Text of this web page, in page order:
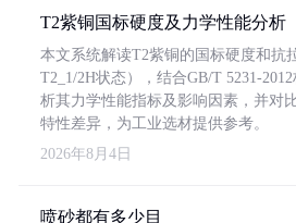
T2紫铜国标硬度及力学性能分析
本文系统解读T2紫铜的国标硬度和抗
T2_1/2H状态），结合GB/T 5231-
析其力学性能指标及影响因素，并对
特性差异，为工业选材提供参考。
2026年8月4日
喷砂都有多少目